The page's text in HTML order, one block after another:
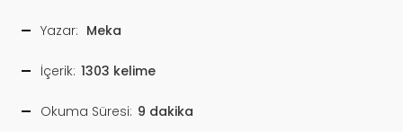
Yazar: Meka
İçerik: 1303 kelime
Okuma Süresi: 9 dakika